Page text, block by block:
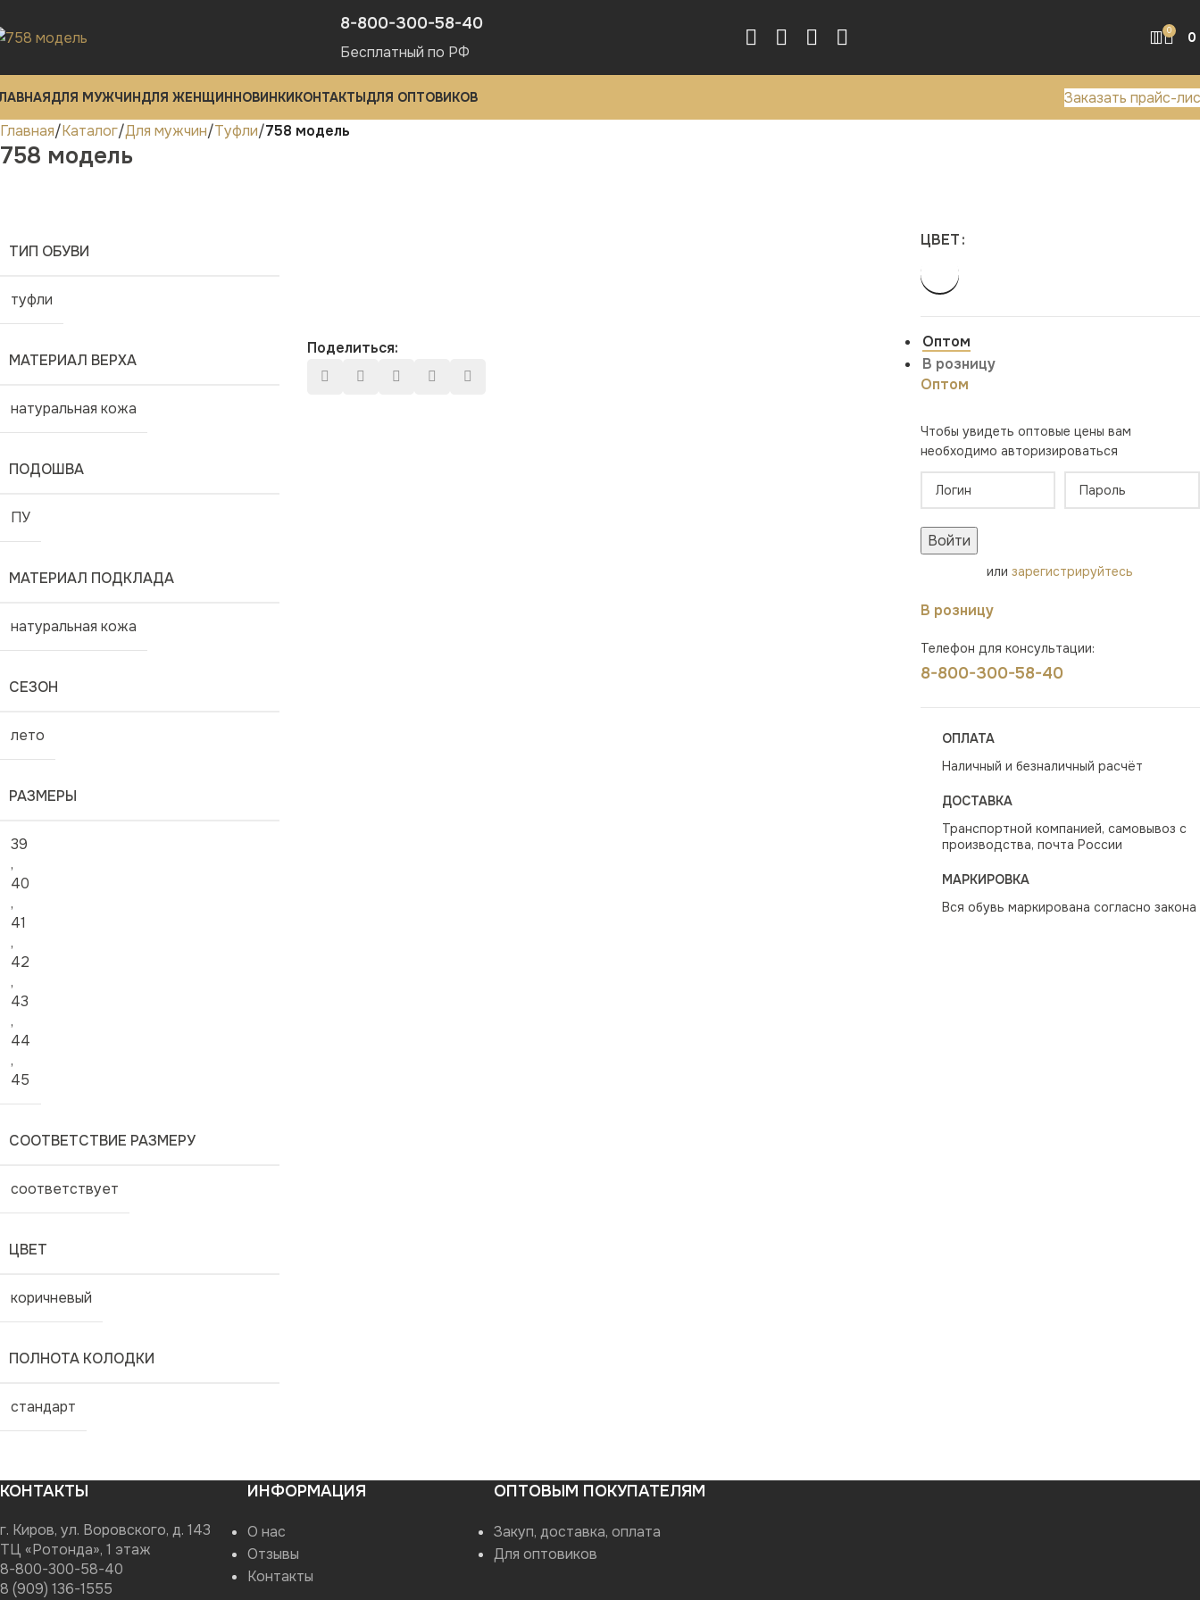
8-800-300-58-40
Бесплатный по РФ
0 0
ДЛЯ МУЖЧИНДЛЯ ЖЕНЩИННОВИНКИКОНТАКТЫДЛЯ ОПТОВИКОВ
Заказать прайс-
Главная Каталог Для мужчин Туфли 758 модель
758 модель
ТИП ОБУВИ
туфли
МАТЕРИАЛ ВЕРХА
натуральная кожа
ПОДОШВА
ПУ
МАТЕРИАЛ ПОДКЛАДА
натуральная кожа
СЕЗОН
лето
РАЗМЕРЫ
39
,
40
,
41
,
42
,
43
,
44
,
45
СООТВЕТСТВИЕ РАЗМЕРУ
соответствует
ЦВЕТ
коричневый
ПОЛНОТА КОЛОДКИ
стандарт
Поделиться:
ЦВЕТ
Оптом
В розницу
Оптом
Чтобы увидеть оптовые цены вам
необходимо авторизироваться
Войти
илизарегистрируйтесь
В розницу
Телефон для консультации:
8-800-300-58-40
ОПЛАТА
Наличный и безналичный расчёт
ДОСТАВКА
Транспортной компанией, самовывоз с
производства, почта России
МАРКИРОВКА
Вся обувь маркирована согласно закона
КОНТАКТЫ
г. Киров, ул. Воровского, д. 143
ТЦ «Ротонда», 1 этаж
8-800-300-58-40
8 (909) 136-1555
ИНФОРМАЦИЯ
О нас
Отзывы
Контакты
ОПТОВЫМ ПОКУПАТЕЛЯМ
Закуп, доставка, оплата
Для оптовиков